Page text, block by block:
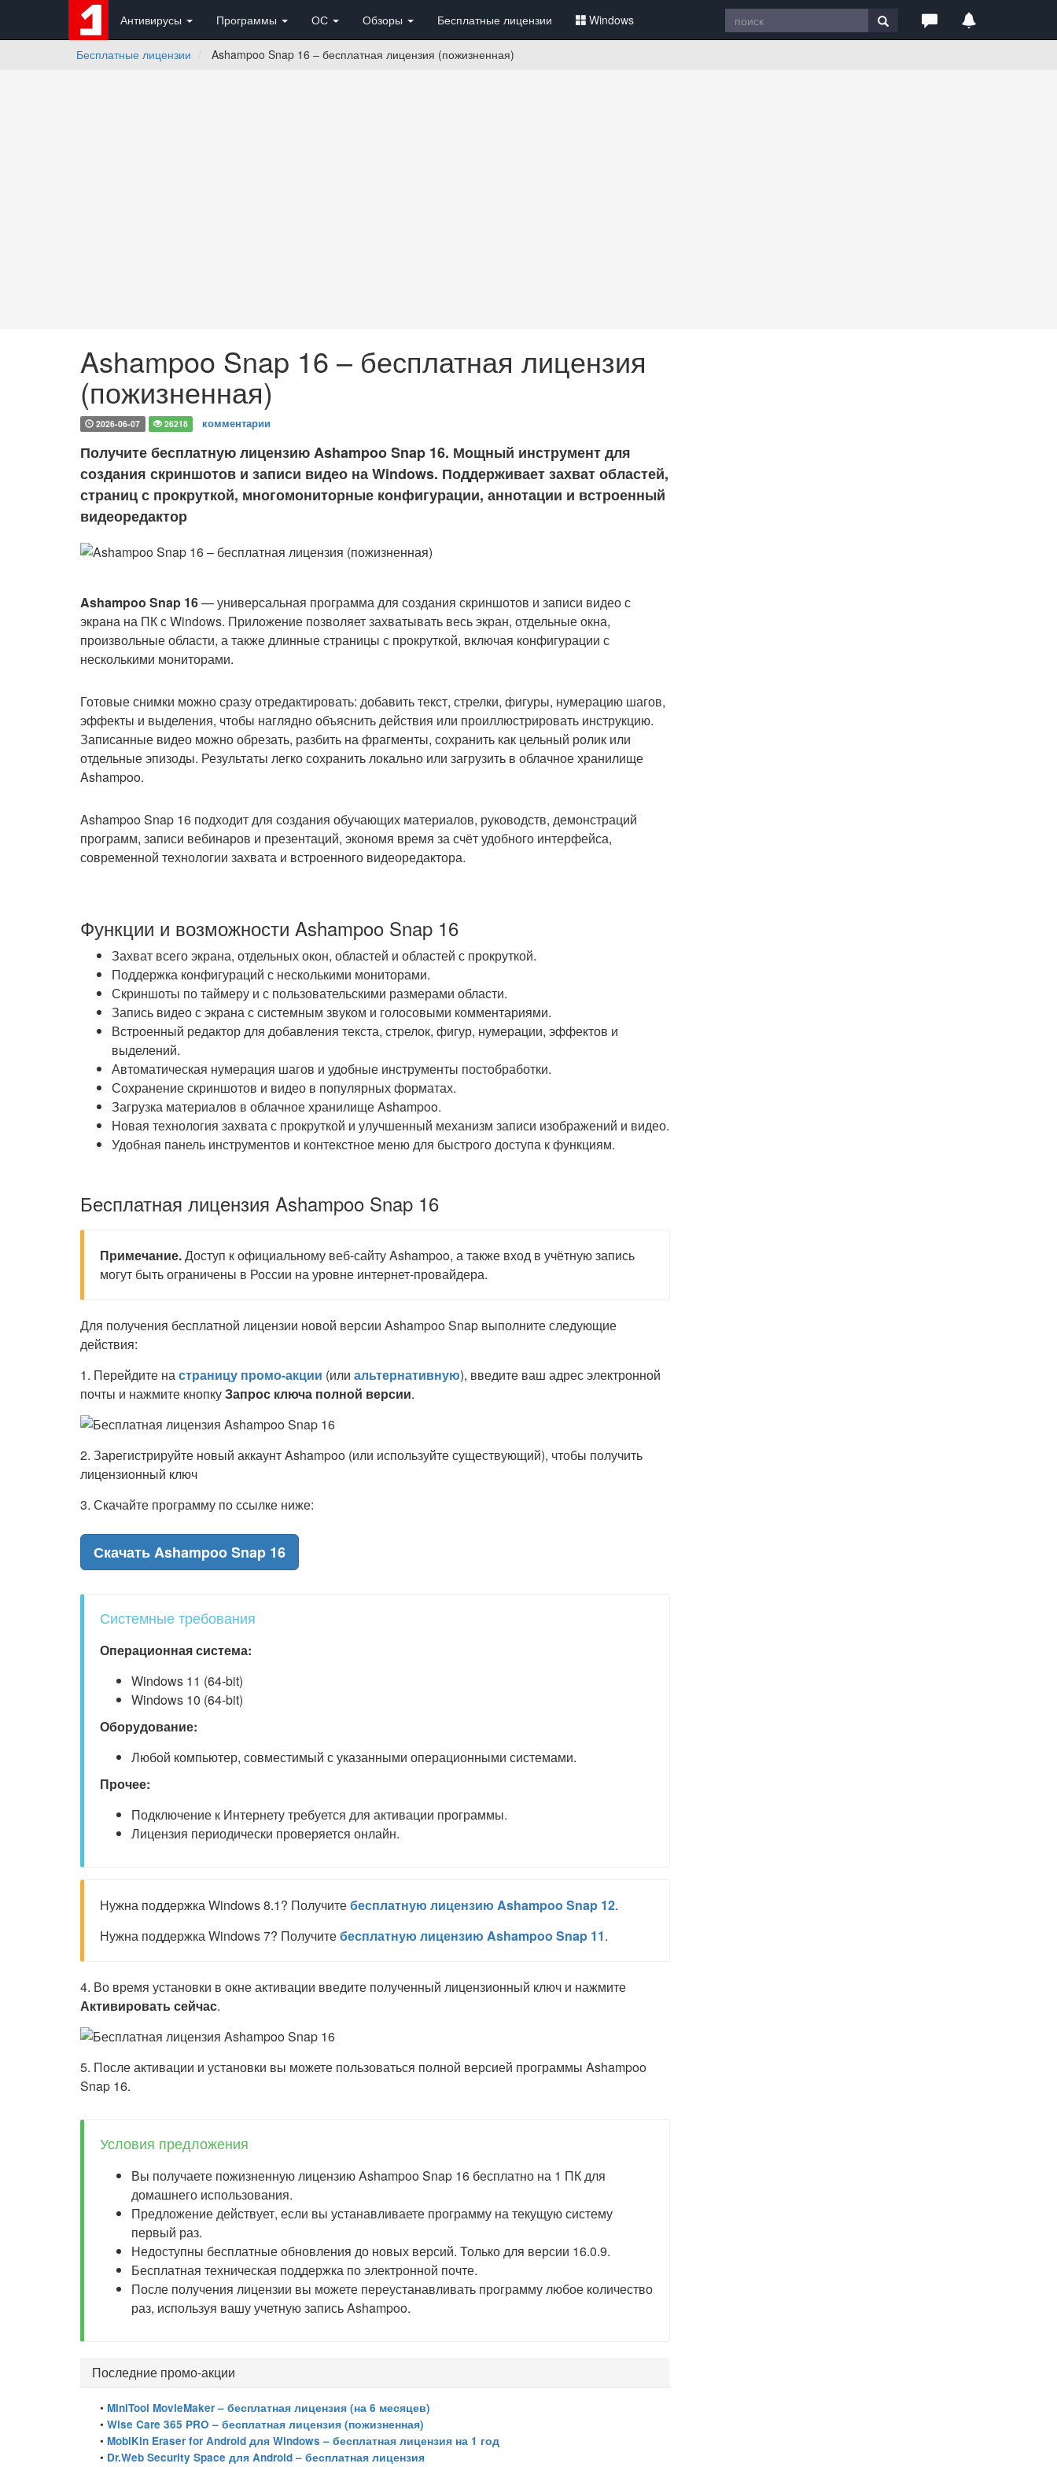
Антивирусы Программы ОС Обзоры Бесплатные лицензии Windows
Бесплатные лицензии Ashampoo Snap 16 – бесплатная лицензия (пожизненная)
Ashampoo Snap 16 – бесплатная лицензия
(пожизненная)
2026-06-07 26218 комментарии
Получите бесплатную лицензию Ashampoo Snap 16. Мощный инструмент для
создания скриншотов и записи видео на Windows. Поддерживает захват областей,
страниц с прокруткой, многомониторные конфигурации, аннотации и встроенный
видеоредактор
Ashampoo Snap 16— универсальная программа для создания скриншотов и записи видео с
экрана на ПК с Windows. Приложение позволяет захватывать весь экран, отдельные окна,
произвольные области, а также длинные страницы с прокруткой, включая конфигурации с
несколькими мониторами.
Готовые снимки можно сразу отредактировать: добавить текст, стрелки, фигуры, нумерацию шагов,
эффекты и выделения, чтобы наглядно объяснить действия или проиллюстрировать инструкцию.
Записанные видео можно обрезать, разбить на фрагменты, сохранить как цельный ролик или
отдельные эпизоды. Результаты легко сохранить локально или загрузить в облачное хранилище
Ashampoo.
Ashampoo Snap 16 подходит для создания обучающих материалов, руководств, демонстраций
программ, записи вебинаров и презентаций, экономя время за счёт удобного интерфейса,
современной технологии захвата и встроенного видеоредактора.
Функции и возможности Ashampoo Snap 16
Захват всего экрана, отдельных окон, областей и областей с прокруткой.
Поддержка конфигураций с несколькими мониторами.
Скриншоты по таймеру и с пользовательскими размерами области.
Запись видео с экрана с системным звуком и голосовыми комментариями.
Встроенный редактор для добавления текста, стрелок, фигур, нумерации, эффектов и
выделений.
Автоматическая нумерация шагов и удобные инструменты постобработки.
Сохранение скриншотов и видео в популярных форматах.
Загрузка материалов в облачное хранилище Ashampoo.
Новая технология захвата с прокруткой и улучшенный механизм записи изображений и видео.
Удобная панель инструментов и контекстное меню для быстрого доступа к функциям.
Бесплатная лицензия Ashampoo Snap 16
Примечание.Доступ к официальному веб-сайту Ashampoo, а также вход в учётную запись
могут быть ограничены в России на уровне интернет-провайдера.
Для получения бесплатной лицензии новой версии Ashampoo Snap выполните следующие
действия:
1. Перейдите настраницу промо-акции (или альтернативную), введите ваш адрес электронной
почты и нажмите кнопкуЗапрос ключа полной версии.
2. Зарегистрируйте новый аккаунт Ashampoo (или используйте существующий), чтобы получить
лицензионный ключ
3. Скачайте программу по ссылке ниже:
Скачать Ashampoo Snap 16
Системные требования
Операционная система:
Windows 11 (64-bit)
Windows 10 (64-bit)
Оборудование:
Любой компьютер, совместимый с указанными операционными системами.
Прочее:
Подключение к Интернету требуется для активации программы.
Лицензия периодически проверяется онлайн.
Нужна поддержка Windows 8.1? Получитебесплатную лицензию Ashampoo Snap 12.
Нужна поддержка Windows 7? Получитебесплатную лицензию Ashampoo Snap 11.
4. Во время установки в окне активации введите полученный лицензионный ключ и нажмите
Активировать сейчас.
5. После активации и установки вы можете пользоваться полной версией программы Ashampoo
Snap 16.
Условия предложения
Вы получаете пожизненную лицензию Ashampoo Snap 16 бесплатно на 1 ПК для
домашнего использования.
Предложение действует, если вы устанавливаете программу на текущую систему
первый раз.
Недоступны бесплатные обновления до новых версий. Только для версии 16.0.9.
Бесплатная техническая поддержка по электронной почте.
После получения лицензии вы можете переустанавливать программу любое количество
раз, используя вашу учетную запись Ashampoo.
Последние промо-акции
• MiniTool MovieMaker – бесплатная лицензия (на 6 месяцев)
• Wise Care 365 PRO – бесплатная лицензия (пожизненная)
• MobiKin Eraser for Android для Windows – бесплатная лицензия на 1 год
• Dr.Web Security Space для Android – бесплатная лицензия